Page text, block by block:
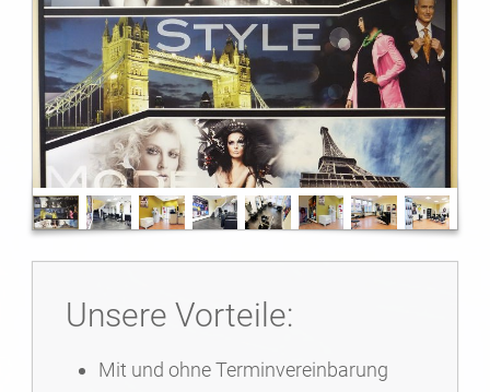
Unsere Vorteile:
Mit und ohne Terminvereinbarung